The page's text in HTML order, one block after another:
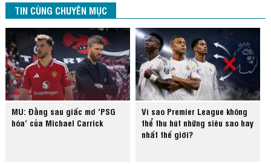
TIN CÙNG CHUYÊN MỤC
MU: Đằng sau giấc mơ ‘PSG
hóa’ của Michael Carrick
Vì sao Premier League không
thể thu hút những siêu sao hay
nhất thế giới?